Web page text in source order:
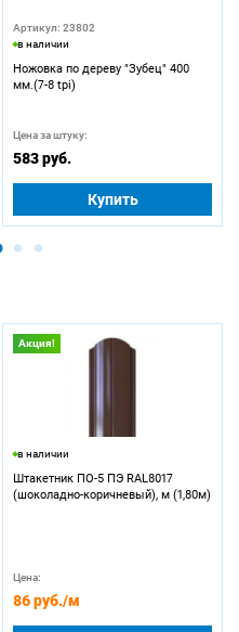
Артикул: 23802
в наличии
Ножовка по дереву "Зубец" 400
мм.(7-8 tpi)
Цена за штуку:
583 руб.
Купить
Акция!
в наличии
Штакетник ПО-5 ПЭ RAL8017
(шоколадно-коричневый), м (1,80м)
Цена:
86 руб./м